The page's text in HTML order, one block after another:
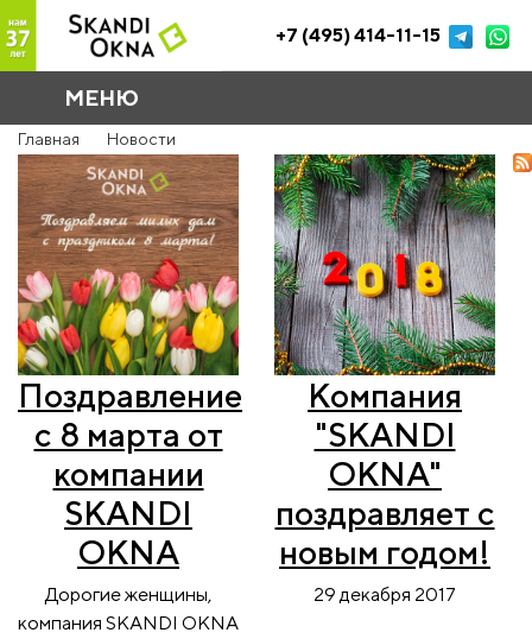
+7 (495) 414-11-15
МЕНЮ
Главная Новости
Поздравление
с 8 марта от
компании
SKANDI
OKNA
Дорогие женщины,
компания SKANDI OKNA
Компания
"SKANDI
OKNA"
поздравляет с
новым годом!
29 декабря 2017